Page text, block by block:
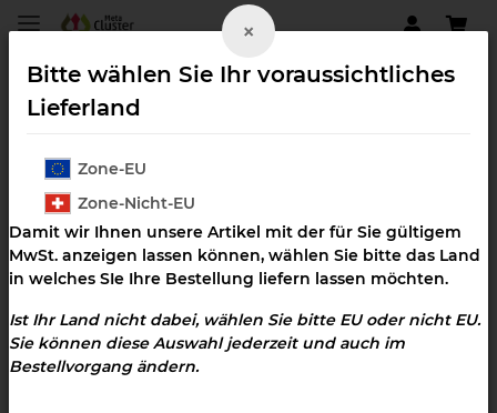
Keime neutralisieren
×
Bitte wählen Sie Ihr voraussichtliches
Lieferland
Zone-EU
Zone-Nicht-EU
Damit wir Ihnen unsere Artikel mit der für Sie gültigem
MwSt. anzeigen lassen können, wählen Sie bitte das Land
in welches SIe Ihre Bestellung liefern lassen möchten.
Ist Ihr Land nicht dabei, wählen Sie bitte EU oder nicht EU.
Sie können diese Auswahl jederzeit und auch im
Bestellvorgang ändern.